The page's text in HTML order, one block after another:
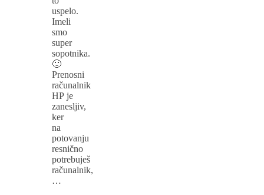
uspelo.
Imeli
smo
super
sopotnika.
🙂
Prenosni
računalnik
HP je
zanesljiv,
ker
na
potovanju
resnično
potrebuješ
računalnik,
…